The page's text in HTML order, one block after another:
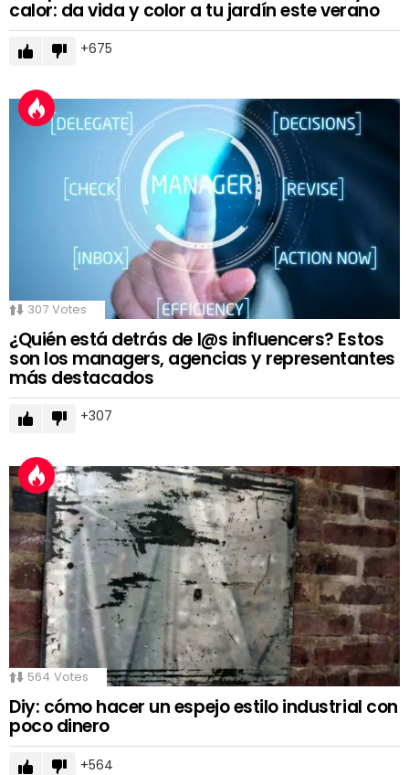
calor: da vida y color a tu jardín este verano
675
307 Votes
¿Quién está detrás de l@s influencers? Estos
son los managers, agencias y representantes
más destacados
307
564 Votes
Diy: cómo hacer un espejo estilo industrial con
poco dinero
564